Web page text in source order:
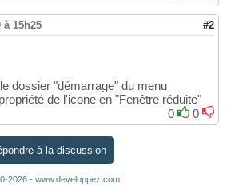
à 15h25 #2
dossier "démarrage" du menu
de l'icone en "Fenêtre réduite"
0
0
à la discussion
2026 - www.developpez.com